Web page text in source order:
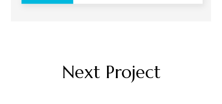
Next Project